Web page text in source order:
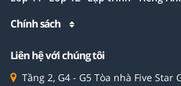
Chính sách
Liên hệ với chúng tôi
Tầng 2, G4 - G5 Tòa nhà Five Star